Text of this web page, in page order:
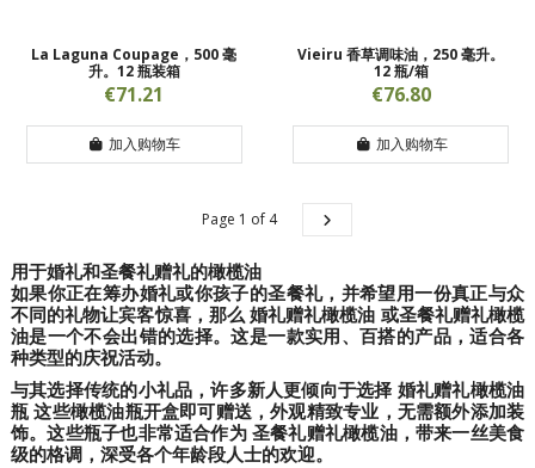
La Laguna Coupage，500 毫
升。12 瓶装箱
€71.21
加入购物车
Vieiru 香草调味油，250 毫升。
12 瓶/箱
€76.80
加入购物车
Page 1 of 4
用于婚礼和圣餐礼赠礼的橄榄油
如果你正在筹办婚礼或你孩子的圣餐礼，并希望用一份真正与众
不同的礼物让宾客惊喜，那么 婚礼赠礼橄榄油 或圣餐礼赠礼橄榄
油是一个不会出错的选择。这是一款实用、百搭的产品，适合各
种类型的庆祝活动。
与其选择传统的小礼品，许多新人更倾向于选择 婚礼赠礼橄榄油
瓶 这些橄榄油瓶开盒即可赠送，外观精致专业，无需额外添加装
饰。这些瓶子也非常适合作为 圣餐礼赠礼橄榄油，带来一丝美食
级的格调，深受各个年龄段人士的欢迎。